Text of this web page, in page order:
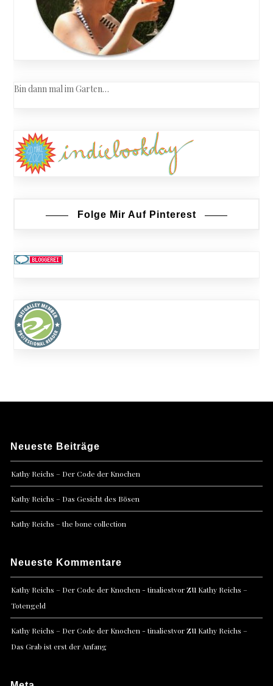
Bin dann mal im Garten…
Folge Mir Auf Pinterest
Neueste Beiträge
Kathy Reichs – Der Code der Knochen
Kathy Reichs – Das Gesicht des Bösen
Kathy Reichs – the bone collection
Neueste Kommentare
Kathy Reichs – Der Code der Knochen - tinaliestvorzu Kathy Reichs –
Totengeld
Kathy Reichs – Der Code der Knochen - tinaliestvorzu Kathy Reichs –
Das Grab ist erst der Anfang